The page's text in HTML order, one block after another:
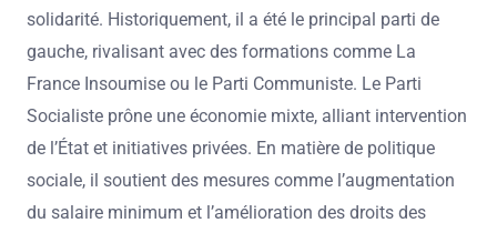
solidarité. Historiquement, il a été le principal parti de
gauche, rivalisant avec des formations comme La
France Insoumise ou le Parti Communiste. Le Parti
Socialiste prône une économie mixte, alliant intervention
de l’État et initiatives privées. En matière de politique
sociale, il soutient des mesures comme l’augmentation
du salaire minimum et l’amélioration des droits des